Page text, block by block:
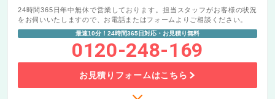
24時間365日年中無休で営業しております。担当スタッフがお客様の状況
をお伺いいたしますので、お電話またはフォームよりご相談ください。
最速10分！24時間365日対応・お見積り無料
0120-248-169
お見積りフォームはこちら